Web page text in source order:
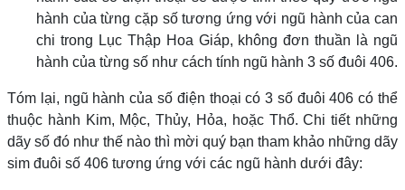
hành của từng cặp số tương ứng với ngũ hành của can
chi trong Lục Thập Hoa Giáp, không đơn thuần là ngũ
hành của từng số như cách tính ngũ hành 3 số đuôi 406.
Tóm lại, ngũ hành của số điện thoại có 3 số đuôi 406 có thể
thuộc hành Kim, Mộc, Thủy, Hỏa, hoặc Thổ. Chi tiết những
dãy số đó như thế nào thì mời quý bạn tham khảo những dãy
sim đuôi số 406 tương ứng với các ngũ hành dưới đây: